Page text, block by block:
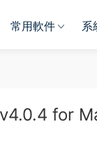
常用軟件 系
for